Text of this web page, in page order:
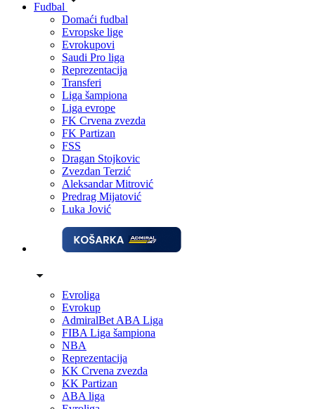
Fudbal
Domaći fudbal
Evropske lige
Evrokupovi
Saudi Pro liga
Reprezentacija
Transferi
Liga šampiona
Liga evrope
FK Crvena zvezda
FK Partizan
FSS
Dragan Stojkovic
Zvezdan Terzić
Aleksandar Mitrović
Predrag Mijatović
Luka Jović
Evroliga
Evrokup
AdmiralBet ABA Liga
FIBA Liga šampiona
NBA
Reprezentacija
KK Crvena zvezda
KK Partizan
ABA liga